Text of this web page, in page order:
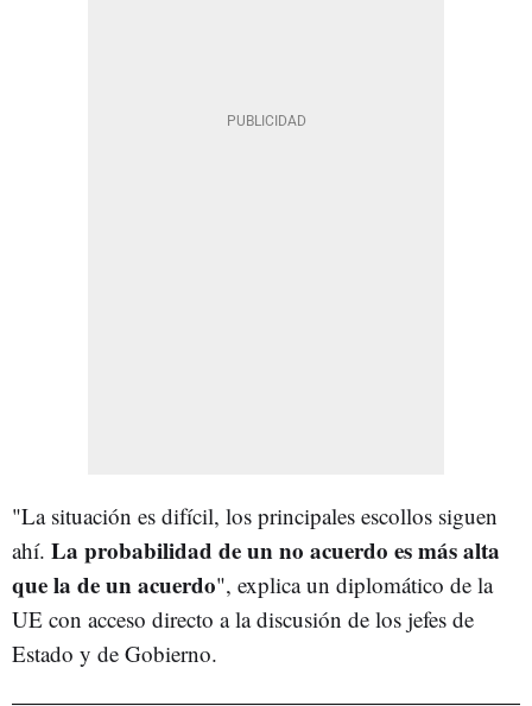
"La situación es difícil, los principales escollos siguen
ahí. La probabilidad de un no acuerdo es más alta
que la de un acuerdo", explica un diplomático de la
UE con acceso directo a la discusión de los jefes de
Estado y de Gobierno.